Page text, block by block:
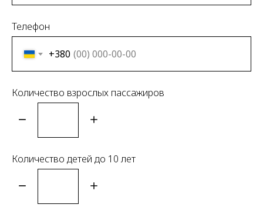
Телефон
+380
Количество взрослых пассажиров
Количество детей до 10 лет